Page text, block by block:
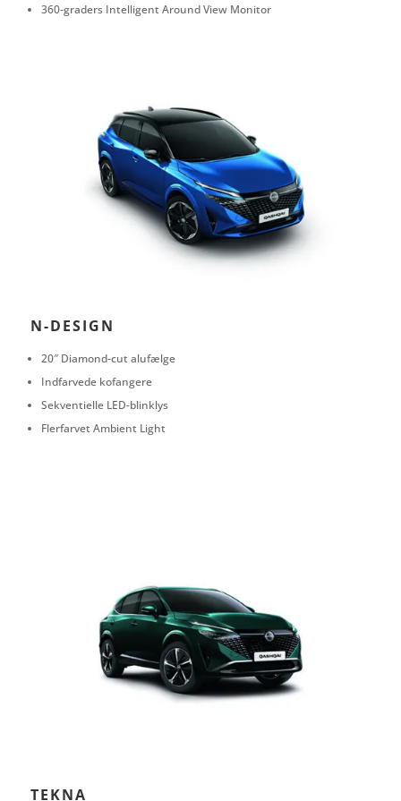
360-graders Intelligent Around View Monitor
N-DESIGN
20″ Diamond-cut alufælge
Indfarvede kofangere
Sekventielle LED-blinklys
Flerfarvet Ambient Light
TEKNA